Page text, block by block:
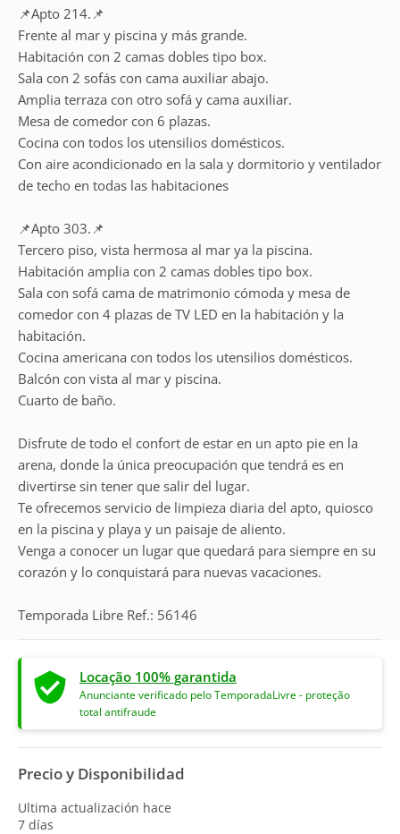
📌Apto 214.📌
Frente al mar y piscina y más grande.
Habitación con 2 camas dobles tipo box.
Sala con 2 sofás con cama auxiliar abajo.
Amplia terraza con otro sofá y cama auxiliar.
Mesa de comedor con 6 plazas.
Cocina con todos los utensilios domésticos.
Con aire acondicionado en la sala y dormitorio y ventilador
de techo en todas las habitaciones
📌Apto 303.📌
Tercero piso, vista hermosa al mar ya la piscina.
Habitación amplia con 2 camas dobles tipo box.
Sala con sofá cama de matrimonio cómoda y mesa de
comedor con 4 plazas de TV LED en la habitación y la
habitación.
Cocina americana con todos los utensilios domésticos.
Balcón con vista al mar y piscina.
Cuarto de baño.
Disfrute de todo el confort de estar en un apto pie en la
arena, donde la única preocupación que tendrá es en
divertirse sin tener que salir del lugar.
Te ofrecemos servicio de limpieza diaria del apto, quiosco
en la piscina y playa y un paisaje de aliento.
Venga a conocer un lugar que quedará para siempre en su
corazón y lo conquistará para nuevas vacaciones.
Temporada Libre Ref.: 56146
Locação 100% garantida
Anunciante verificado pelo TemporadaLivre - proteção
total antifraude
Precio y Disponibilidad
Ultima actualización hace
7 días